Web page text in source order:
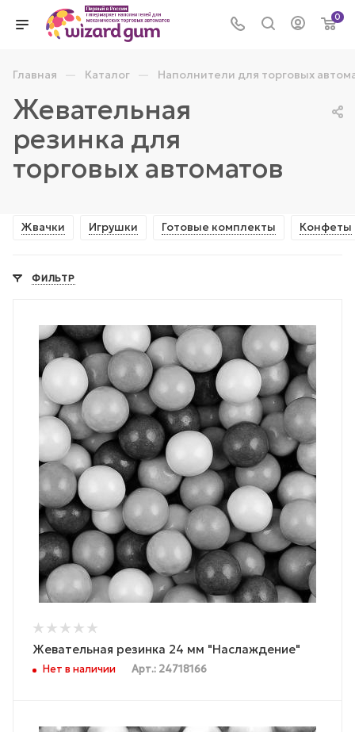
0
Главная — Каталог — Наполнители для торговых
Жевательная
резинка для
торговых автоматов
Жвачки Игрушки Готовые комплекты Конфеты
ФИЛЬТР
Жевательная резинка 24 мм "Наслаждение"
Нет в наличии Арт.: 24718166